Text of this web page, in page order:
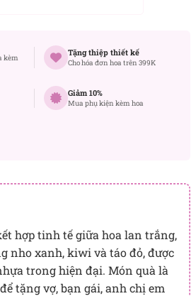
kèm
Tặng thiệp thiết kế
Cho hóa đơn hoa trên 399K
Giảm 10%
Mua phụ kiện kèm hoa
hợp tinh tế giữa hoa lan trắng,
nho xanh, kiwi và táo đỏ, được
trong hiện đại. Món quà là
tặng vợ, bạn gái, anh chị em